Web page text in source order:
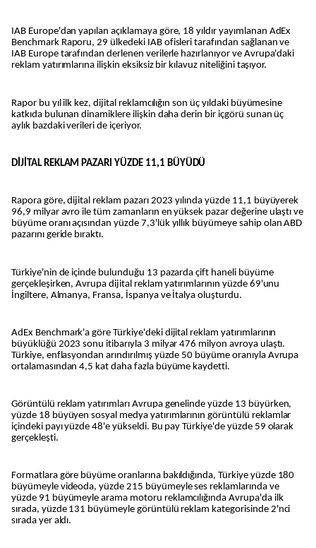
IAB Europe'dan yapılan açıklamaya göre, 18 yıldır yayımlanan AdEx
Benchmark Raporu, 29 ülkedeki IAB ofisleri tarafından sağlanan ve
IAB Europe tarafından derlenen verilerle hazırlanıyor ve Avrupa'daki
reklam yatırımlarına ilişkin eksiksiz bir kılavuz niteliğini taşıyor.
Rapor bu yıl ilk kez, dijital reklamcılığın son üç yıldaki büyümesine
katkıda bulunan dinamiklere ilişkin daha derin bir içgörü sunan üç
aylık bazdaki verileri de içeriyor.
DİJİTAL REKLAM PAZARI YÜZDE 11,1 BÜYÜDÜ
Rapora göre, dijital reklam pazarı 2023 yılında yüzde 11,1 büyüyerek
96,9 milyar avro ile tüm zamanların en yüksek pazar değerine ulaştı ve
büyüme oranı açısından yüzde 7,3'lük yıllık büyümeye sahip olan ABD
pazarını geride bıraktı.
Türkiye'nin de içinde bulunduğu 13 pazarda çift haneli büyüme
gerçekleşirken, Avrupa dijital reklam yatırımlarının yüzde 69'unu
İngiltere, Almanya, Fransa, İspanya ve İtalya oluşturdu.
AdEx Benchmark'a göre Türkiye'deki dijital reklam yatırımlarının
büyüklüğü 2023 sonu itibarıyla 3 milyar 476 milyon avroya ulaştı.
Türkiye, enflasyondan arındırılmış yüzde 50 büyüme oranıyla Avrupa
ortalamasından 4,5 kat daha fazla büyüme kaydetti.
Görüntülü reklam yatırımları Avrupa genelinde yüzde 13 büyürken,
yüzde 18 büyüyen sosyal medya yatırımlarının görüntülü reklamlar
içindeki payı yüzde 48'e yükseldi. Bu pay Türkiye'de yüzde 59 olarak
gerçekleşti.
Formatlara göre büyüme oranlarına bakıldığında, Türkiye yüzde 180
büyümeyle videoda, yüzde 215 büyümeyle ses reklamlarında ve
yüzde 91 büyümeyle arama motoru reklamcılığında Avrupa'da ilk
sırada, yüzde 131 büyümeyle görüntülü reklam kategorisinde 2'nci
sırada yer aldı.